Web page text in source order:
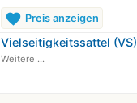
favorite Preis anzeigen
Vielseitigkeitssattel (VS)
Weitere ...